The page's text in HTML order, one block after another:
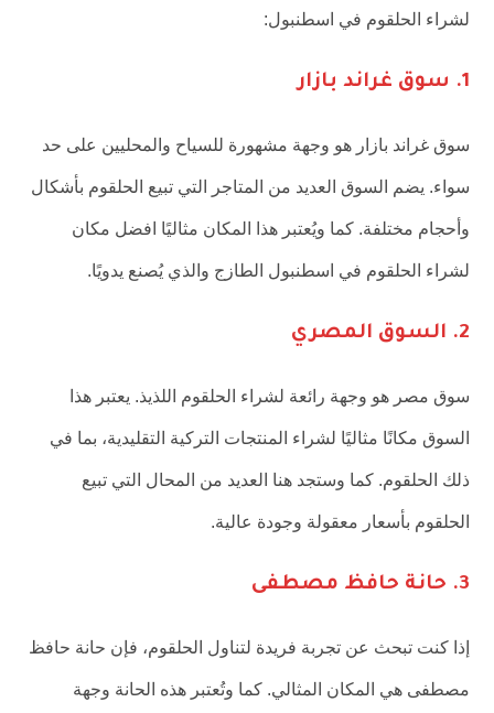
لشراء الحلقوم في اسطنبول:
1. سوق غراند بازار
سوق غراند بازار هو وجهة مشهورة للسياح والمحليين على حد
سواء. يضم السوق العديد من المتاجر التي تبيع الحلقوم بأشكال
وأحجام مختلفة. كما ويُعتبر هذا المكان مثاليًا افضل مكان
لشراء الحلقوم في اسطنبول الطازج والذي يُصنع يدويًا.
2. السوق المصري
سوق مصر هو وجهة رائعة لشراء الحلقوم اللذيذ. يعتبر هذا
السوق مكانًا مثاليًا لشراء المنتجات التركية التقليدية، بما في
ذلك الحلقوم. كما وستجد هنا العديد من المحال التي تبيع
الحلقوم بأسعار معقولة وجودة عالية.
3. حانة حافظ مصطفى
إذا كنت تبحث عن تجربة فريدة لتناول الحلقوم، فإن حانة حافظ
مصطفى هي المكان المثالي. كما وتُعتبر هذه الحانة وجهة